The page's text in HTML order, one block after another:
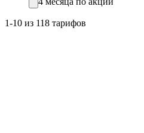
1-10 из 118 тарифов